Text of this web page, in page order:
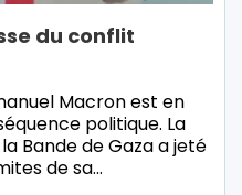
du conflit
Macron est en
politique. La
Bande de Gaza a jeté
de sa…